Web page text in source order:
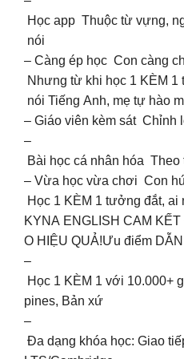
Học app Thuộc từ vựng,
nói
– Càng ép học Con càng
Nhưng từ khi học 1 KÈM 1
nói Tiếng Anh, mẹ tự hào
– Giáo viên kèm sát Chỉnh
–
Bài học cá nhân hóa
– Vừa học vừa chơi Con
Học 1 KÈM 1 tưởng đắt,
KYNA ENGLISH CAM
O HIỆU QUẢ!Ưu điểm
–
Học 1 KÈM 1 với 10.000+
pines, Bản xứ
–
Đa dạng khóa học: Giao